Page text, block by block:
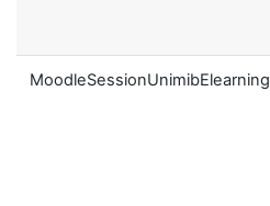
MoodleSessionUnimibElearning